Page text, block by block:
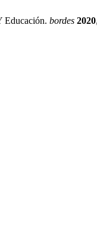
Educación. bordes 2020